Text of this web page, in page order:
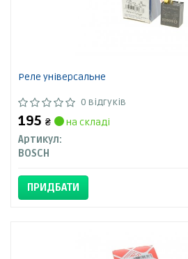
Реле універсальне
0 відгуків
195 ₴
на складі
Артикул:
BOSCH
ПРИДБАТИ